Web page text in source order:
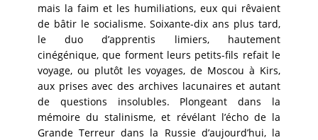
mais la faim et les humiliations, eux qui rêvaient
de bâtir le socialisme. Soixante-dix ans plus tard,
le duo d’apprentis limiers, hautement
cinégénique, que forment leurs petits-fils refait le
voyage, ou plutôt les voyages, de Moscou à Kirs,
aux prises avec des archives lacunaires et autant
de questions insolubles. Plongeant dans la
mémoire du stalinisme, et révélant l’écho de la
Grande Terreur dans la Russie d’aujourd’hui, la